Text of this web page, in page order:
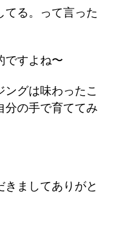
てる。って言った
ですよね〜
グは味わったこ
分の手で育ててみ
ましてありがと